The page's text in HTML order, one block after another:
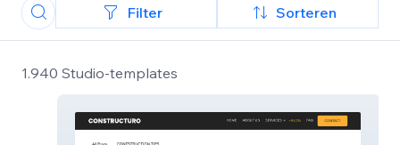
Filter Sorteren
1.940 Studio-templates